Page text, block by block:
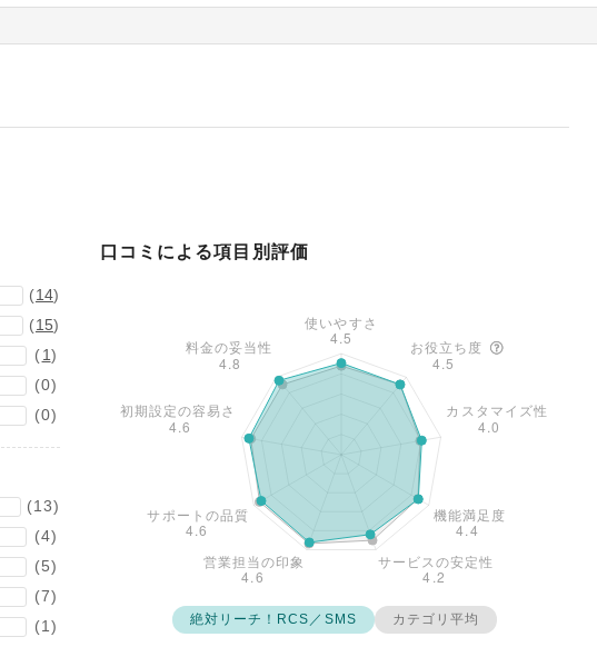
(14)
(15)
(1)
(0)
(0)
(13)
(4)
(5)
(7)
(1)
口コミによる項目別評価
絶対リーチ！RCS／SMS カテゴリ平均